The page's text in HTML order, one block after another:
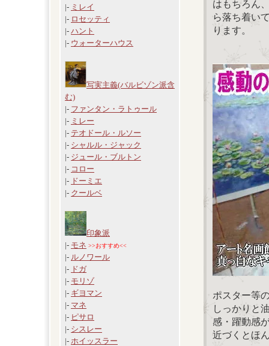
|- ミレイ
|- ロセッティ
|- ハント
|- ウォーターハウス
写実主義(バルビゾン派含
む)
|- ファンタン・ラトゥール
|- ミレー
|- テオドール・ルソー
|- シャルル・ジャック
|- ジュール・ブルトン
|- コロー
|- ドーミエ
|- クールベ
印象派
|- モネ >>おすすめ<<
|- ルノワール
|- ドガ
|- モリゾ
|- ギヨマン
|- マネ
|- ピサロ
|- シスレー
|- ホイッスラー
はもちろん
ら落ち着い
ります。
ポスター等
しっかりと
感・躍動感
近づくとほ